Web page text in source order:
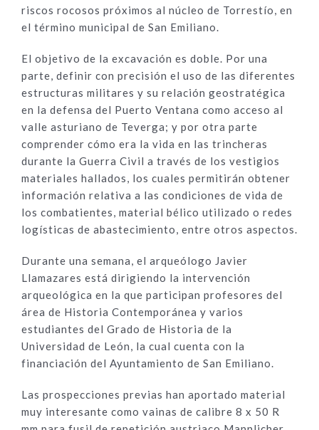
riscos rocosos próximos al núcleo de Torrestío, en
el término municipal de San Emiliano.
El objetivo de la excavación es doble. Por una
parte, definir con precisión el uso de las diferentes
estructuras militares y su relación geostratégica
en la defensa del Puerto Ventana como acceso al
valle asturiano de Teverga; y por otra parte
comprender cómo era la vida en las trincheras
durante la Guerra Civil a través de los vestigios
materiales hallados, los cuales permitirán obtener
información relativa a las condiciones de vida de
los combatientes, material bélico utilizado o redes
logísticas de abastecimiento, entre otros aspectos.
Durante una semana, el arqueólogo Javier
Llamazares está dirigiendo la intervención
arqueológica en la que participan profesores del
área de Historia Contemporánea y varios
estudiantes del Grado de Historia de la
Universidad de León, la cual cuenta con la
financiación del Ayuntamiento de San Emiliano.
Las prospecciones previas han aportado material
muy interesante como vainas de calibre 8 x 50 R